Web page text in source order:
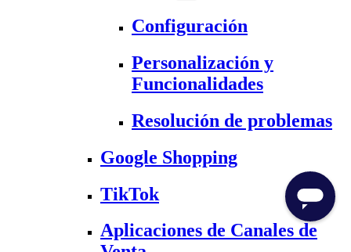
Configuración
Personalización y
Funcionalidades
Resolución de problemas
Google Shopping
TikTok
Aplicaciones de Canales de